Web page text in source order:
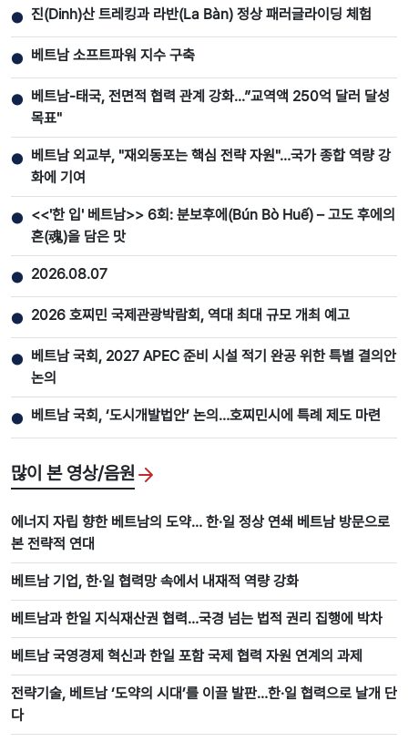
● 진(Dinh)산 트레킹과 라반(La Bàn) 정상 패러글라이딩 체험
● 베트남 소프트파워 지수 구축
● 베트남-태국, 전면적 협력 관계 강화...”교역액 250억 달러 달성
목표"
● 베트남 외교부, "재외동포는 핵심 전략 자원"…국가 종합 역량 강
화에 기여
● <<'한 입' 베트남>> 6회: 분보후에(Bún Bò Huế) – 고도 후에의
혼(魂)을 담은 맛
● 2026.08.07
● 2026 호찌민 국제관광박람회, 역대 최대 규모 개최 예고
● 베트남 국회, 2027 APEC 준비 시설 적기 완공 위한 특별 결의안
논의
● 베트남 국회, ‘도시개발법안’ 논의…호찌민시에 특례 제도 마련
많이 본 영상/음원
에너지 자립 향한 베트남의 도약… 한·일 정상 연쇄 베트남 방문으로
본 전략적 연대
베트남 기업, 한·일 협력망 속에서 내재적 역량 강화
베트남과 한일 지식재산권 협력…국경 넘는 법적 권리 집행에 박차
베트남 국영경제 혁신과 한일 포함 국제 협력 자원 연계의 과제
전략기술, 베트남 ‘도약의 시대’를 이끌 발판…한·일 협력으로 날개 단
다